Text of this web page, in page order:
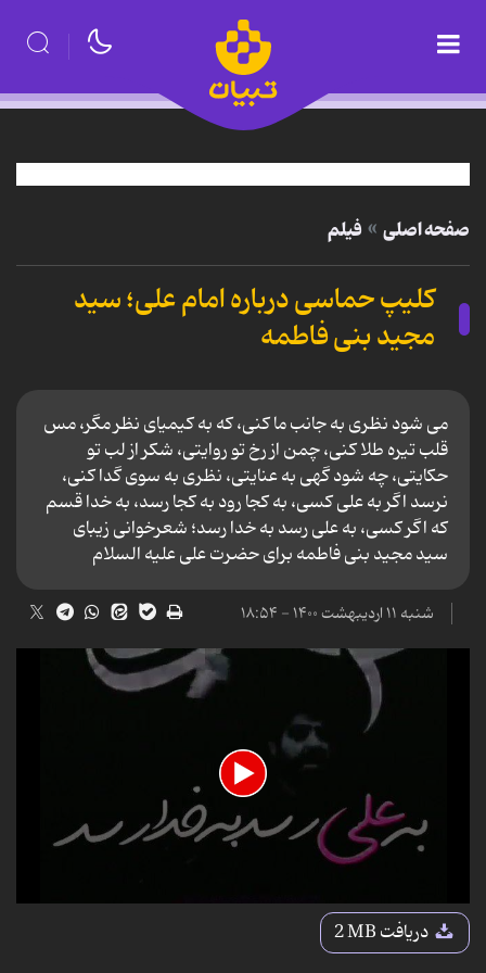
صفحه اصلی فیلم
کلیپ حماسی درباره امام علی؛ سید
مجید بنی فاطمه
می شود نظری به جانب ما کنی، که به کیمیای نظر مگر، مس
قلب تیره طلا کنی، چمن از رخ تو روایتی، شکر از لب تو
حکایتی، چه شود گهی به عنایتی، نظری به سوی گدا کنی،
نرسد اگر به علی کسی، به کجا رود به کجا رسد، به خدا قسم
که اگر کسی، به علی رسد به خدا رسد؛ شعرخوانی زیبای
سید مجید بنی فاطمه برای حضرت علی علیه السلام
شنبه ۱۱ اردیبهشت ۱۴۰۰ - ۱۸:۵۴
0
دریافت2 MB